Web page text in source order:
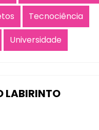
Tecnociência
Universidade
LABIRINTO